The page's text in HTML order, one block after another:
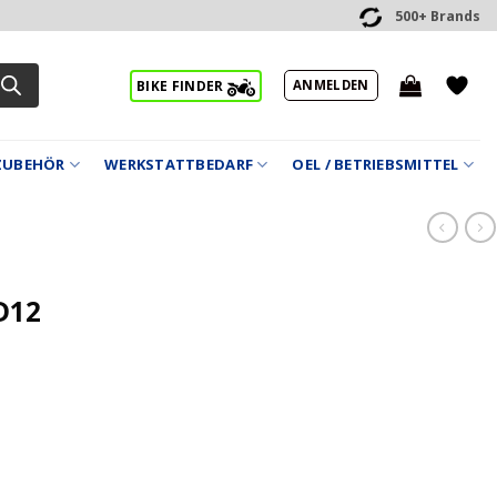
500+ Brands
BIKE FINDER ANMELDEN
WERKSTATTBEDARF OEL / BETRIEBSMITTEL